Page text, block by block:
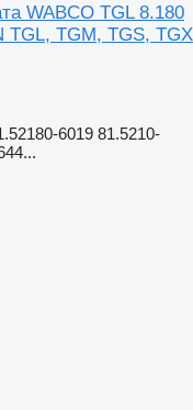
WABCO TGL 8.180
TGL, TGM, TGS, TGX
6019 81.5210-